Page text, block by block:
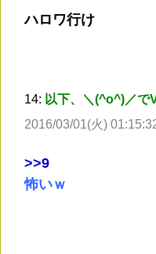
ハロワ行け
14: 以下、＼(^o^)／で
2016/03/01(火)
>>9
怖いｗ